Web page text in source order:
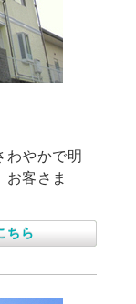
わやかで明
お客さま
ちら